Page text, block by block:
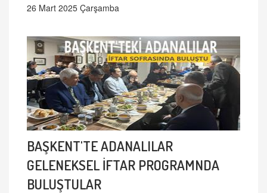
26 Mart 2025 Çarşamba
BAŞKENT'TE ADANALILAR
GELENEKSEL İFTAR PROGRAMNDA
BULUŞTULAR